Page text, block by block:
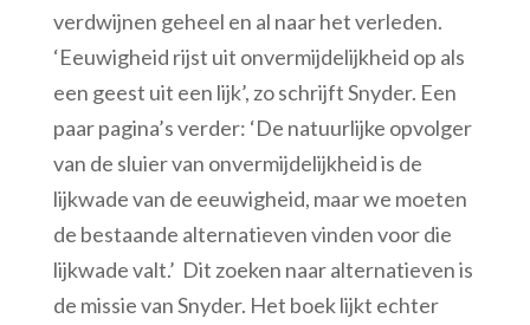
verdwijnen geheel en al naar het verleden.
‘Eeuwigheid rijst uit onvermijdelijkheid op als
een geest uit een lijk’, zo schrijft Snyder. Een
paar pagina’s verder: ‘De natuurlijke opvolger
van de sluier van onvermijdelijkheid is de
lijkwade van de eeuwigheid, maar we moeten
de bestaande alternatieven vinden voor die
lijkwade valt.’ Dit zoeken naar alternatieven is
de missie van Snyder. Het boek lijkt echter